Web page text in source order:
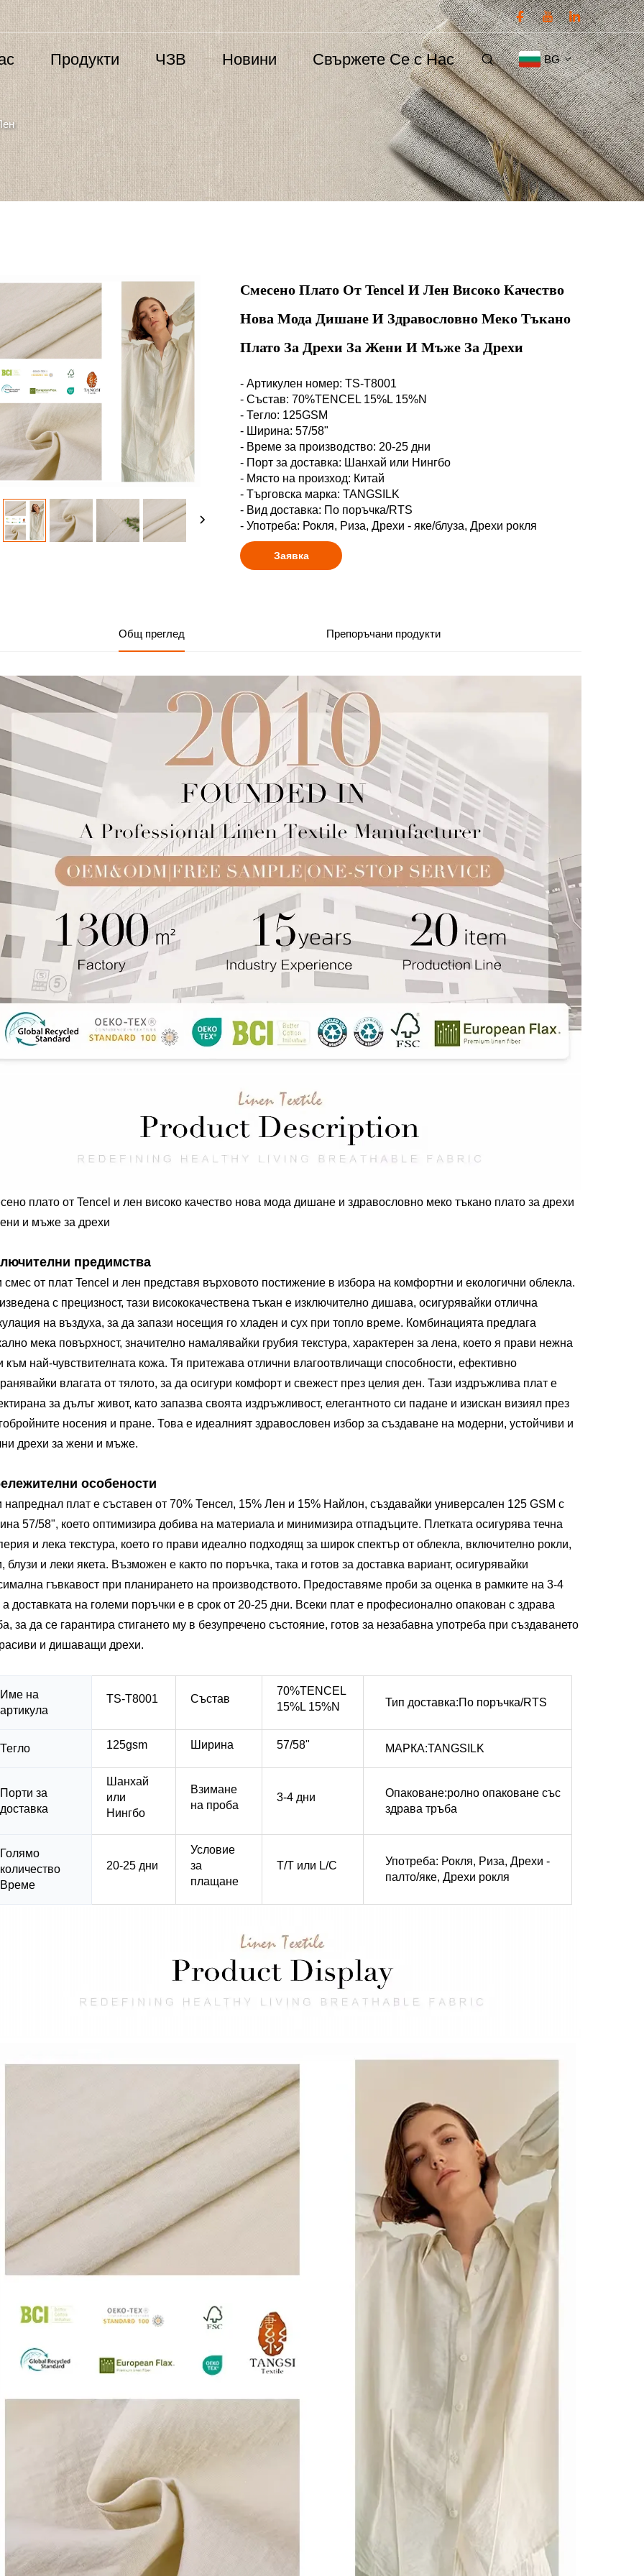
Продукти ЧЗВ Новини Свържете Се с Нас BG
Смесено Плато От Tencel И Лен Високо Качество
Нова Мода Дишане И Здравословно Меко Тъкано
Плато За Дрехи За Жени И Мъже За Дрехи
- Артикулен номер: TS-T8001
- Състав: 70%TENCEL 15%L 15%N
- Тегло: 125GSM
- Ширина: 57/58"
- Време за производство: 20-25 дни
- Порт за доставка: Шанхай или Нингбо
- Място на произход: Китай
- Търговска марка: TANGSILK
- Вид доставка: По поръчка/RTS
- Употреба: Рокля, Риза, Дрехи - яке/блуза, Дрехи рокля
Заявка
Общ преглед Препоръчани продукти
плато от Tencel и лен високо качество нова мода дишане и здравословно меко тъкано плато за дрехи
и мъже за дрехи
предимства
смес от плат Tencel и лен представя върховото постижение в избора на комфортни и екологични облекла.
с прецизност, тази висококачествена тъкан е изключително дишава, осигурявайки отлична
на въздуха, за да запази носещия го хладен и сух при топло време. Комбинацията предлага
мека повърхност, значително намалявайки грубия текстура, характерен за лена, което я прави нежна
към най-чувствителната кожа. Тя притежава отлични влагоотвличащи способности, ефективно
влагата от тялото, за да осигури комфорт и свежест през целия ден. Тази издръжлива плат е
за дълъг живот, като запазва своята издръжливост, елегантното си падане и изискан визиял през
носения и пране. Това е идеалният здравословен избор за създаване на модерни, устойчиви и
дрехи за жени и мъже.
особености
напреднал плат е съставен от 70% Тенсел, 15% Лен и 15% Найлон, създавайки универсален 125 GSM с
57/58", което оптимизира добива на материала и минимизира отпадъците. Плетката осигурява течна
и лека текстура, което го прави идеално подходящ за широк спектър от облекла, включително рокли,
блузи и леки якета. Възможен е както по поръчка, така и готов за доставка вариант, осигурявайки
гъвкавост при планирането на производството. Предоставяме проби за оценка в рамките на 3-4
а доставката на големи поръчки е в срок от 20-25 дни. Всеки плат е професионално опакован с здрава
за да се гарантира стигането му в безупречено състояние, готов за незабавна употреба при създаването
и дишаващи дрехи.
Име на
артикула
TS-T8001 Състав
70%TENCEL
15%L 15%N
Тип доставка:По поръчка/RTS
Тегло 125gsm Ширина 57/58" МАРКА:TANGSILK
Порти за
доставка
Шанхай
или
Нингбо
Взимане
на проба
3-4 дни
Опаковане:ролно опаковане със
здрава тръба
Голямо
количество
Време
20-25 дни
Условие
за
плащане
T/T или L/C
Употреба: Рокля, Риза, Дрехи -
палто/яке, Дрехи рокля